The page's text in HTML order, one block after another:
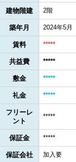
建物階建 2階
築年月 2024年5月
賃料 *****
共益費 *****
敷金 *****
礼金 *****
フリーレ
ント
*****
保証金 *****
保証会社 加入要